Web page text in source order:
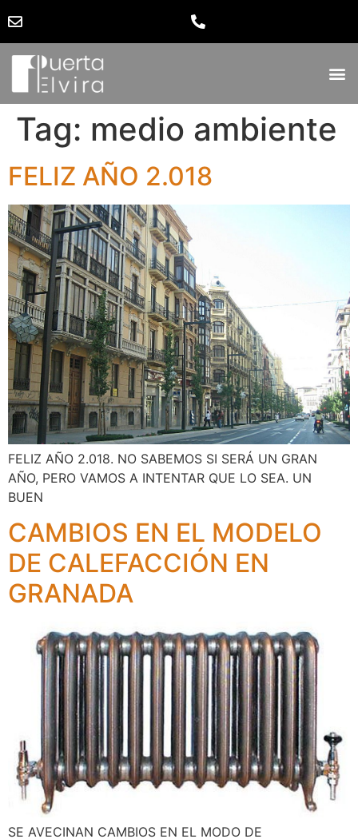
Tag: medio ambiente
FELIZ AÑO 2.018
FELIZ AÑO 2.018. NO SABEMOS SI SERÁ UN GRAN
AÑO, PERO VAMOS A INTENTAR QUE LO SEA. UN
BUEN
CAMBIOS EN EL MODELO
DE CALEFACCIÓN EN
GRANADA
SE AVECINAN CAMBIOS EN EL MODO DE